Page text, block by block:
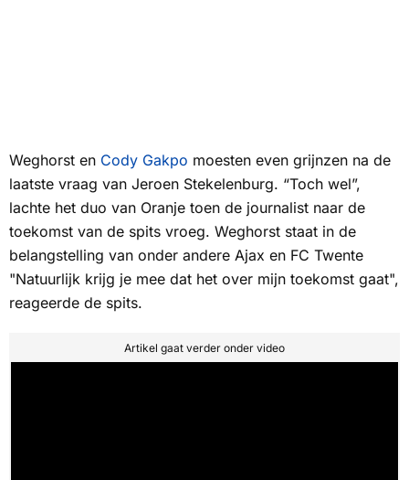
Weghorst en Cody Gakpo moesten even grijnzen na de
laatste vraag van Jeroen Stekelenburg. “Toch wel”,
lachte het duo van Oranje toen de journalist naar de
toekomst van de spits vroeg. Weghorst staat in de
belangstelling van onder andere Ajax en FC Twente
"Natuurlijk krijg je mee dat het over mijn toekomst gaat",
reageerde de spits.
Artikel gaat verder onder video